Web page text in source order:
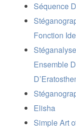
Séquence
Fonction
Ensemble
Elisha
Simple Art